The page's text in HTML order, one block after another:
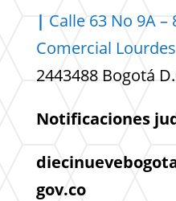
| Calle 63 No 9A –
Comercial
2443488 Bogotá
Notificaciones
gov.co